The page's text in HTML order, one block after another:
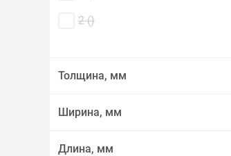
2 ()
Толщина, мм
Ширина, мм
Длина, мм